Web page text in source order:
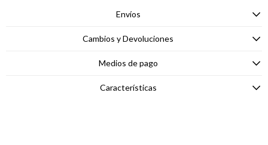
Envíos
Cambios y Devoluciones
Medios de pago
Características